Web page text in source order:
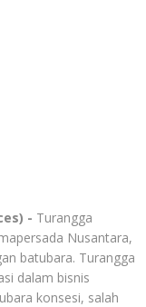
- Turangga
Nusantara,
batubara. Turangga
dalam bisnis
konsesi, salah